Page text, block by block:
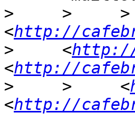
>
     >     >
<http://
>
     <
<http://
>
     >     <
<http://